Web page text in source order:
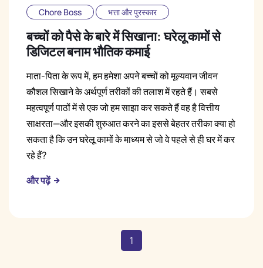
Chore Boss भत्ता और पुरस्कार
बच्चों को पैसे के बारे में सिखाना: घरेलू कामों से
डिजिटल बनाम भौतिक कमाई
माता-पिता के रूप में, हम हमेशा अपने बच्चों को मूल्यवान जीवन
कौशल सिखाने के अर्थपूर्ण तरीकों की तलाश में रहते हैं। सबसे
महत्वपूर्ण पाठों में से एक जो हम साझा कर सकते हैं वह है वित्तीय
साक्षरता—और इसकी शुरुआत करने का इससे बेहतर तरीका क्या हो
सकता है कि उन घरेलू कामों के माध्यम से जो वे पहले से ही घर में कर
रहे हैं?
और पढ़ें
1